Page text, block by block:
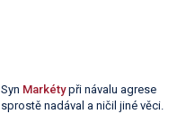
Syn Markétypři návalu agrese
sprostě nadával a ničil jiné věci.